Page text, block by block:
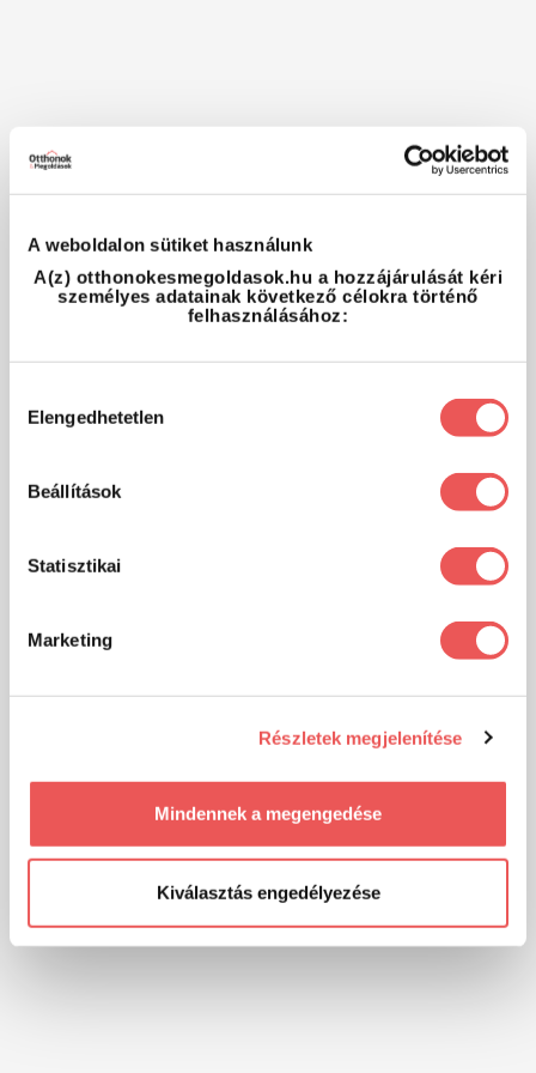
A weboldalon sütiket használunk
A(z) otthonokesmegoldasok.hu a hozzájárulását kéri
személyes adatainak következő célokra történő
felhasználásához:
kiválasztása
Elengedhetetlen
Beállítások
Statisztikai
Marketing
Részletek megjelenítése
Mindennek a megengedése
Kiválasztás engedélyezése